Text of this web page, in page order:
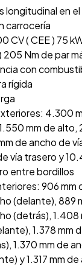
longitudinal en
carrocería
CV ( CEE ) 75
Nm de par
con
rígida
4.300
mm de alto,
de ancho de
vía trasero y
entre bordillos
906 mm
(delante), 889
(detrás), 1.408
1.378 mm
1.370 mm de
y 1.317 mm de